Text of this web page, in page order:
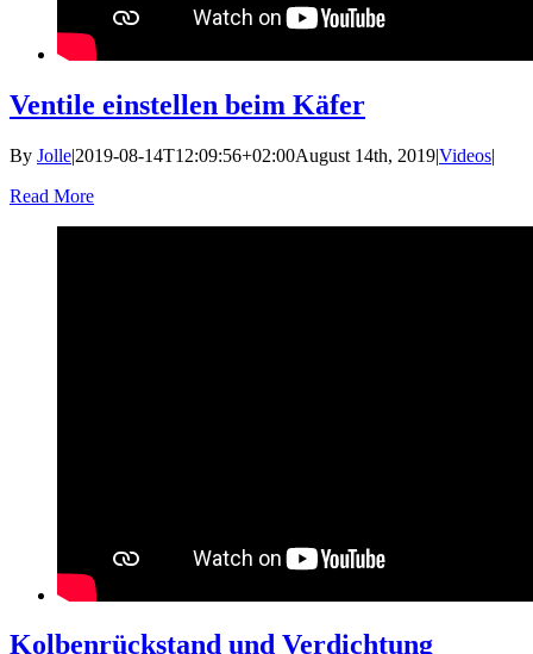
Ventile einstellen beim Käfer
By Jolle|2019-08-14T12:09:56+02:00August 14th, 2019|Videos|
Read More
Kolbenrückstand und Verdichtung